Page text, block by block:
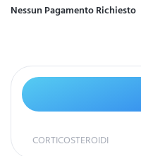
Nessun Pagamento Richiesto
CORTICOSTEROIDI